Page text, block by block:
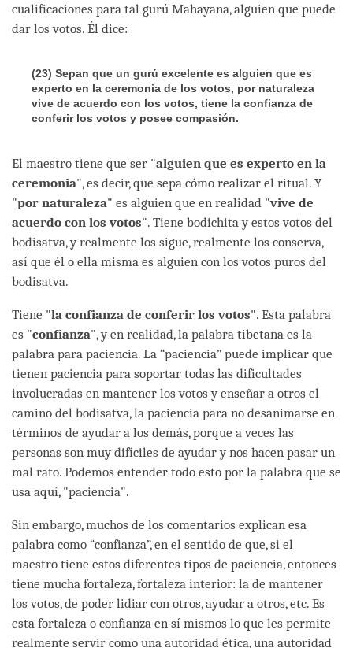
cualificaciones para tal gurú Mahayana, alguien que puede
dar los votos. Él dice:
(23) Sepan que un gurú excelente es alguien que es
experto en la ceremonia de los votos, por naturaleza
vive de acuerdo con los votos, tiene la confianza de
conferir los votos y posee compasión.
El maestro tiene que ser "alguien que es experto en la
ceremonia", es decir, que sepa cómo realizar el ritual. Y
"por naturaleza" es alguien que en realidad "vive de
acuerdo con los votos". Tiene bodichita y estos votos del
bodisatva, y realmente los sigue, realmente los conserva,
así que él o ella misma es alguien con los votos puros del
bodisatva.
Tiene "la confianza de conferir los votos". Esta palabra
es "confianza", y en realidad, la palabra tibetana es la
palabra para paciencia. La “paciencia” puede implicar que
tienen paciencia para soportar todas las dificultades
involucradas en mantener los votos y enseñar a otros el
camino del bodisatva, la paciencia para no desanimarse en
términos de ayudar a los demás, porque a veces las
personas son muy difíciles de ayudar y nos hacen pasar un
mal rato. Podemos entender todo esto por la palabra que se
usa aquí, "paciencia".
Sin embargo, muchos de los comentarios explican esa
palabra como “confianza”, en el sentido de que, si el
maestro tiene estos diferentes tipos de paciencia, entonces
tiene mucha fortaleza, fortaleza interior: la de mantener
los votos, de poder lidiar con otros, ayudar a otros, etc. Es
esta fortaleza o confianza en sí mismos lo que les permite
realmente servir como una autoridad ética, una autoridad